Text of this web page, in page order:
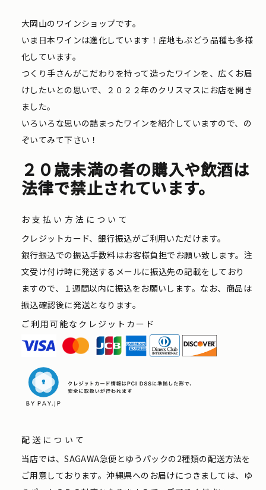
大岡山のワインショップです。
いま日本ワインは進化しています！産地もぶどう品種も多様
化しています。
つくり手さんがこだわりを持って造ったワインを、広くお届
けしたいとの思いで、２０２２年のクリスマスにお店を開き
ました。
いろいろな思いの詰まったワインを紹介していますので、の
ぞいてみて下さい！
２０歳未満の者の購入や飲酒は
法律で禁止されています。
お支払い方法について
クレジットカード、銀行振込がご利用いただけます。
銀行振込での振込手数料はお客様負担でお願い致します。注
文受け付け時に発送するメールに振込先の記載をしており
ますので、１週間以内に振込をお願いします。なお、商品は
振込確認後に発送となります。
ご利用可能なクレジットカード
配送について
当店では、SAGAWA急便とゆうパックの2種類の配送方法を
ご用意しております。沖縄県へのお届けにつきましては、ゆ